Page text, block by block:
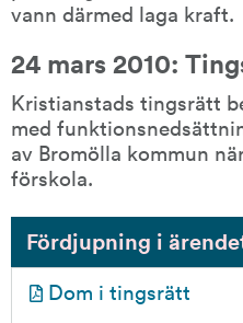
vann därmed laga kraft.
24 mars 2010:
Kristianstads tingsrätt
med
av Bromölla kommun
förskola.
Fördjupning i
Dom i tingsrätt